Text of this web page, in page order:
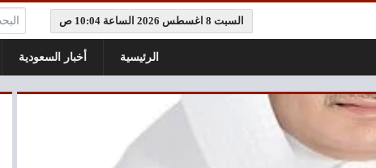
السبت 8 اغسطس 2026 الساعة 10:04 ص البحث:
الرئيسية أخبار السعودية